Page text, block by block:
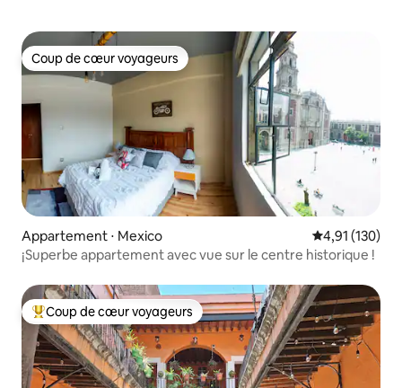
Coup de cœur voyageurs
Coup de cœur voyageurs
Appartement ⋅ Mexico Évaluation
4,91 (130)
¡Superbe appartement avec vue sur le centre historique !
Coups de cœur voyageurs les plus appréciés
Coup de cœur voyageurs